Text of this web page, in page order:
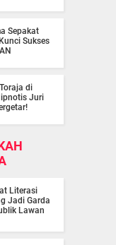
Sepakat
Sukses
di
Juri
Literasi
Jadi Garda
Lawan